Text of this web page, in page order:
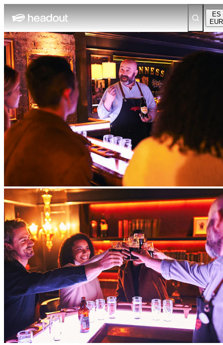
ES
EUR